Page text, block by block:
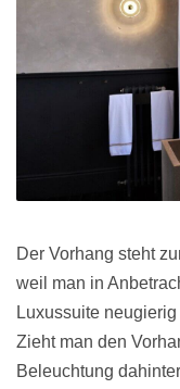
Der Vorhang steht
weil man in
Luxussuite
Zieht man den
Beleuchtung